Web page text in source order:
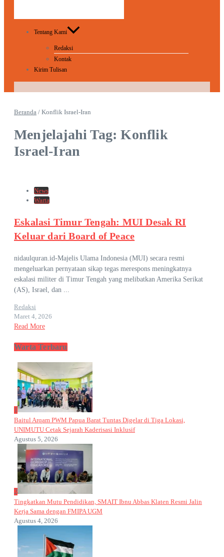
Tentang Kami
Redaksi
Kontak
Kirim Tulisan
Beranda / Konflik Israel-Iran
Menjelajahi Tag: Konflik
Israel-Iran
News
Warta
Eskalasi Timur Tengah: MUI Desak RI
Keluar dari Board of Peace
nidaulquran.id-Majelis Ulama Indonesia (MUI) secara resmi
mengeluarkan pernyataan sikap tegas merespons meningkatnya
eskalasi militer di Timur Tengah yang melibatkan Amerika Serikat
(AS), Israel, dan ...
Redaksi
Maret 4, 2026
Read More
Warta Terbaru
1
Baitul Arqam PWM Papua Barat Tuntas Digelar di Tiga Lokasi,
UNIMUTU Cetak Sejarah Kaderisasi Inklusif
Agustus 5, 2026
2
Tingkatkan Mutu Pendidikan, SMAIT Ibnu Abbas Klaten Resmi Jalin
Kerja Sama dengan FMIPA UGM
Agustus 4, 2026